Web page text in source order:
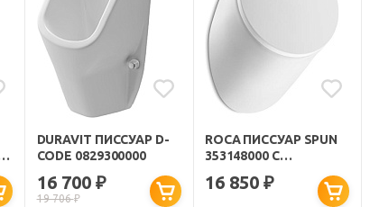
DURAVIT ПИССУАР D-
CODE 0829300000
16 700 ₽
19 706₽
ROCA ПИССУАР SPUN
353148000 С
КРЫШКОЙ
16 850 ₽